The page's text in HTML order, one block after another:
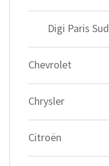
Digi Paris Sud
Chevrolet
Chrysler
Citroën